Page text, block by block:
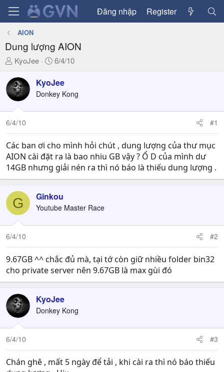
Đăng nhập Register
AION
Dung lượng AION
T
r
e
a
d
s
t
a
r
t
KyoJee
N
à
y
ử
6/4/10
KyoJee
Donkey Kong
6/4/10 #1
Các ban ơi cho mình hỏi chút , dung lượng của thư mục
AION cài đặt ra là bao nhiu GB vậy ? Ổ D của mình dư
14GB nhưng giải nén ra thì nó báo là thiếu dung lượng .
G Ginkou
Youtube Master Race
6/4/10 #2
9.67GB ^^ chắc đủ mà, tại tớ còn giữ nhiều folder bin32
cho private server nên 9.67GB là max gùi đó
KyoJee
Donkey Kong
6/4/10 #3
Chán ghê , mất 5 ngày để tải , khi cài ra thì nó báo thiếu